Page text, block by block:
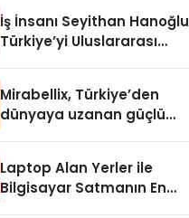
İş İnsanı Seyithan Hanoğlu
Türkiye’yi Uluslararası
Mirabellix, Türkiye’den
dünyaya uzanan güçlü
Laptop Alan Yerler ile
Bilgisayar Satmanın En